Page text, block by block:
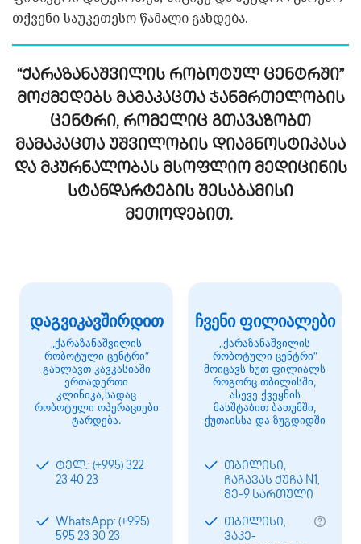
თქვენი საუკეთესო წამალი გახდება.
“ქარაზანაშვილის რობოტულ ცენტრში”
მოქმედებს მამაკაცთა ჯანმრთელობის
ცენტრი, რომელიც გთავაზობთ
მამაკაცთა უშვილობის დიაგნოსტიკასა
და მკურნალობას მსოფლიო მედიცინის
სტანდარტების შესაბამისი
მეთოდებით.
დაგვიკავშირდით
„ქარაზანაშვილის
რობოტული ცენტრი“
გახლავთ კავკასიაში
ერთადერთი
კლინიკა,სადაც
რობოტული ოპერაციები
ტარდება.
ტელ.: (+995) 322
23 40 23
WhatsApp: (+995)
595 23 30 23
ჩვენი ფილიალები
„ქარაზანაშვილის
რობოტული ცენტრი“
მოიცავს ხუთ ფილიალს
როგორც თბილისში,
ასევე ქვეყნის
მასშტაბით ბათუმში,
ქუთაისსა და ზუგდიდში
თბილისი,
ჩაჩავას ქუჩა N1,
მე-9 სართული
თბილისი,
ვაკე-